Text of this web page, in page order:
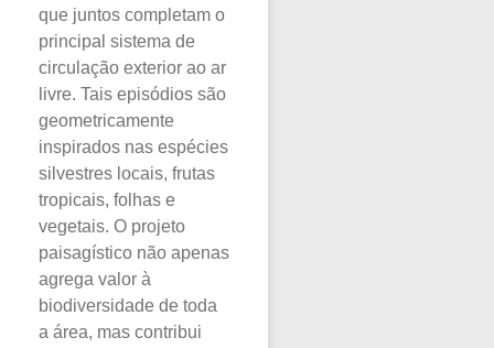
que juntos completam o
principal sistema de
circulação exterior ao ar
livre. Tais episódios são
geometricamente
inspirados nas espécies
silvestres locais, frutas
tropicais, folhas e
vegetais. O projeto
paisagístico não apenas
agrega valor à
biodiversidade de toda
a área, mas contribui